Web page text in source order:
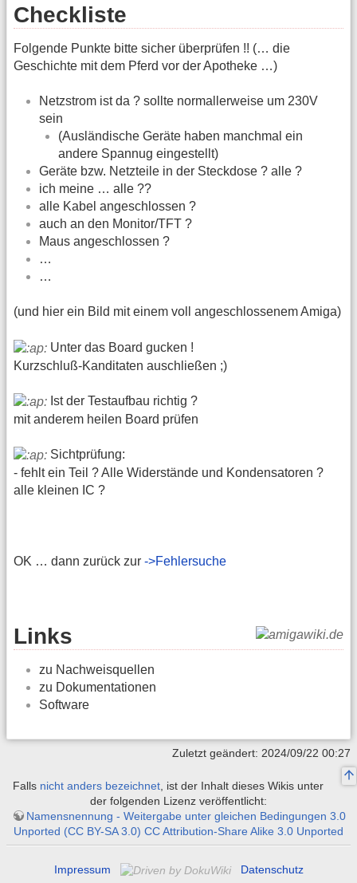
Checkliste
Folgende Punkte bitte sicher überprüfen !! (… die
Geschichte mit dem Pferd vor der Apotheke …)
Netzstrom ist da ? sollte normallerweise um 230V
sein
(Ausländische Geräte haben manchmal ein
andere Spannug eingestellt)
Geräte bzw. Netzteile in der Steckdose ? alle ?
ich meine … alle ??
alle Kabel angeschlossen ?
auch an den Monitor/TFT ?
Maus angeschlossen ?
…
…
(und hier ein Bild mit einem voll angeschlossenem Amiga)
Unter das Board gucken !
Kurzschluß-Kanditaten auschließen ;)
Ist der Testaufbau richtig ?
mit anderem heilen Board prüfen
Sichtprüfung:
- fehlt ein Teil ? Alle Widerstände und Kondensatoren ?
alle kleinen IC ?
OK … dann zurück zur ->Fehlersuche
Links
zu Nachweisquellen
zu Dokumentationen
Software
Zuletzt geändert: 2024/09/22 00:27
Falls nicht anders bezeichnet , ist der Inhalt dieses Wikis unter
der folgenden Lizenz veröffentlicht:
Namensnennung - Weitergabe unter gleichen Bedingungen 3.0
Unported (CC BY-SA 3.0) CC Attribution-Share Alike 3.0 Unported
Impressum Datenschutz